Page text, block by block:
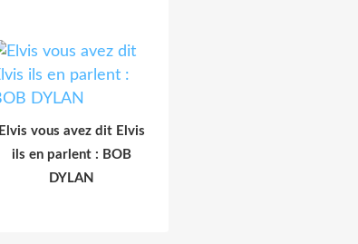
Elvis vous avez dit Elvis
ils en parlent : BOB
DYLAN